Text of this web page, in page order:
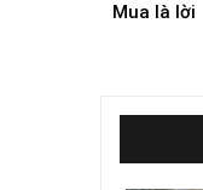
Mua là lời